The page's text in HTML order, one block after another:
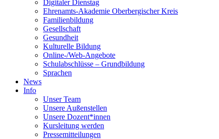
Digitaler Dienstag
Ehrenamts-Akademie Oberbergischer Kreis
Familienbildung
Gesellschaft
Gesundheit
Kulturelle Bildung
Online-/Web-Angebote
Schulabschlüsse – Grundbildung
Sprachen
News
Info
Unser Team
Unsere Außenstellen
Unsere Dozent*innen
Kursleitung werden
Pressemitteilungen